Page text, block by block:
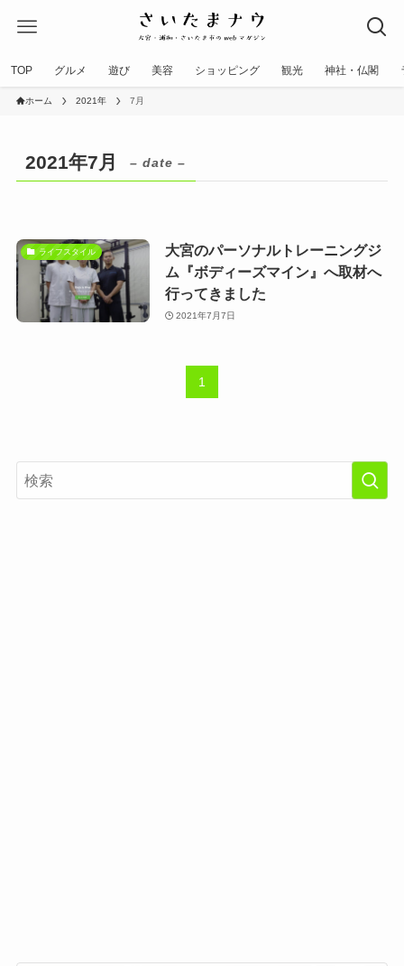
TOP グルメ 遊び 美容 ショッピング 観光 神社・仏閣
ホーム 2021年 7月
2021年7月 – date –
ライフスタイル
大宮のパーソナルトレーニングジ
ム『ボディーズマイン』へ取材へ
行ってきました
2021年7月7日
1